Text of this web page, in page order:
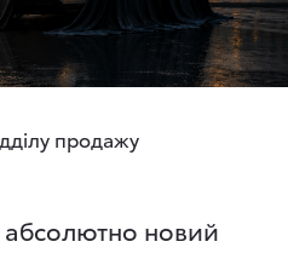
продажу
абсолютно новий